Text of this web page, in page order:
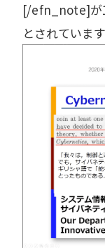
[/efn_note]が
とされています